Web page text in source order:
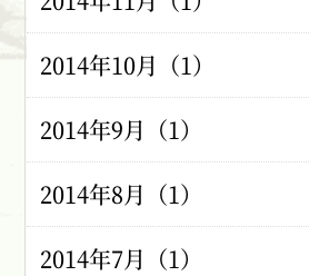
2014年10月（1）
2014年9月（1）
2014年8月（1）
2014年7月（1）